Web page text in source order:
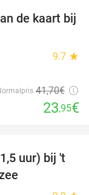
43%
de kaart bij
9.7 star
41,70€
23,95€
67%
uur) bij 't